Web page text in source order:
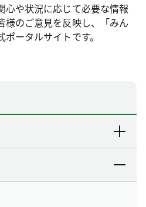
心や状況に応じて必要な情報
様のご意見を反映し、「みん
ータルサイトです。